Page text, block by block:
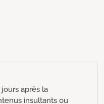
après la
insultants ou